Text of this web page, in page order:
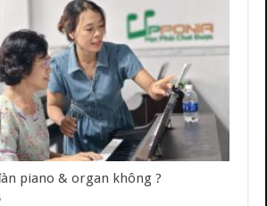
piano & organ không ?